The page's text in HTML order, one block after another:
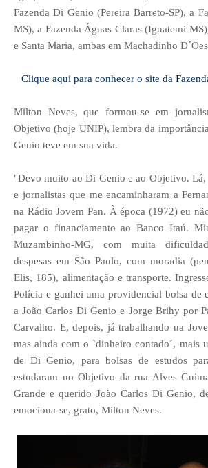
Fazenda Di Genio (Pereira Barreto-SP), a
MS), a Fazenda Águas Claras (Iguatemi-
e Santa Maria, ambas em Machadinho
Clique aqui para conhecer o site da
Milton Neves, que formou-se em
Objetivo (hoje UNIP), lembra da
Genio teve em sua vida.
"Devo muito ao Di Genio e ao Objetivo. Lá,
e jornalistas que me encaminharam a
na Rádio Jovem Pan. À época (1972) eu
pagar o financiamento ao Banco Itaú.
Muzambinho-MG, com muita
despesas em São Paulo, com moradia
Elis, 185), alimentação e transporte.
Polícia e ganhei uma providencial bolsa de
a João Carlos Di Genio e Jorge Brihy por
Carvalho. E, depois, já trabalhando na
mas ainda com o `dinheiro contado´, mais
de Di Genio, para bolsas de estudos
estudaram no Objetivo da rua Alves
Grande e querido João Carlos Di Genio,
emociona-se, grato, Milton Neves.